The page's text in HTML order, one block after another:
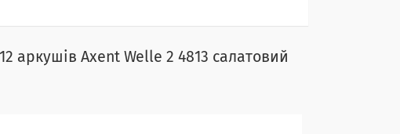
аркушів Axent Welle 2 4813 салатовий